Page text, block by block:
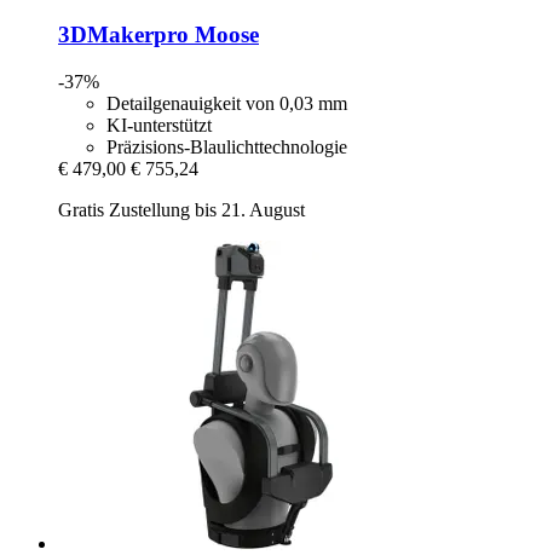
3DMakerpro Moose
-37%
Detailgenauigkeit von 0,03 mm
KI-unterstützt
Präzisions-Blaulichttechnologie
€ 479,00 € 755,24
Gratis Zustellung bis 21. August